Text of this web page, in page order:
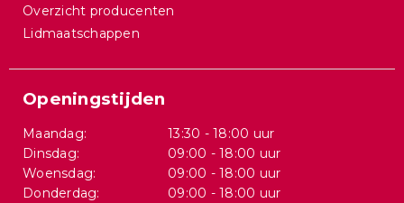
Overzicht producenten
Lidmaatschappen
Openingstijden
Maandag:
13:30 - 18:00 uur
Dinsdag:
09:00 - 18:00 uur
Woensdag:
09:00 - 18:00 uur
Donderdag:
09:00 - 18:00 uur